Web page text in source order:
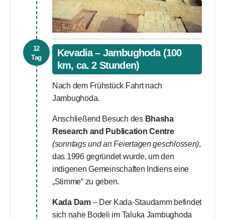
12
Tag
Kevadia – Jambughoda (100
km, ca. 2 Stunden)
Nach dem Frühstück Fahrt nach
Jambughoda.
Anschließend Besuch des Bhasha
Research and Publication Centre
(sonntags und an Feiertagen geschlossen),
das 1996 gegründet wurde, um den
indigenen Gemeinschaften Indiens eine
„Stimme“ zu geben.
Kada Dam– Der Kada-Staudamm befindet
sich nahe Bodeli im Taluka Jambughoda